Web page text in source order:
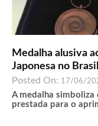
Medalha alusiva
Japonesa no Brasil
Posted On: 17/06/
A medalha
prestada para o